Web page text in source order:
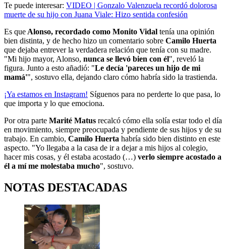
Te puede interesar: VIDEO | Gonzalo Valenzuela recordó dolorosa
muerte de su hijo con Juana Viale: Hizo sentida confesión
Es que Alonso, recordado como Monito Vidal tenía una opinión
bien distinta, y de hecho hizo un comentario sobre Camilo Huerta
que dejaba entrever la verdadera relación que tenía con su madre.
"Mi hijo mayor, Alonso, nunca se llevó bien con él", reveló la
figura. Junto a esto añadió: "Le decía 'pareces un hijo de mi
mamá'", sostuvo ella, dejando claro cómo habría sido la trastienda.
¡Ya estamos en Instagram! Síguenos para no perderte lo que pasa, lo
que importa y lo que emociona.
Por otra parte Marité Matus recalcó cómo ella solía estar todo el día
en movimiento, siempre preocupada y pendiente de sus hijos y de su
trabajo. En cambio, Camilo Huerta habría sido bien distinto en este
aspecto. "Yo llegaba a la casa de ir a dejar a mis hijos al colegio,
hacer mis cosas, y él estaba acostado (…) verlo siempre acostado a
él a mí me molestaba mucho", sostuvo.
NOTAS DESTACADAS